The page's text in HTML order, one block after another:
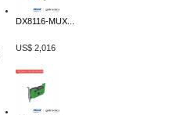
DX8116-MUX...
US$ 2,016